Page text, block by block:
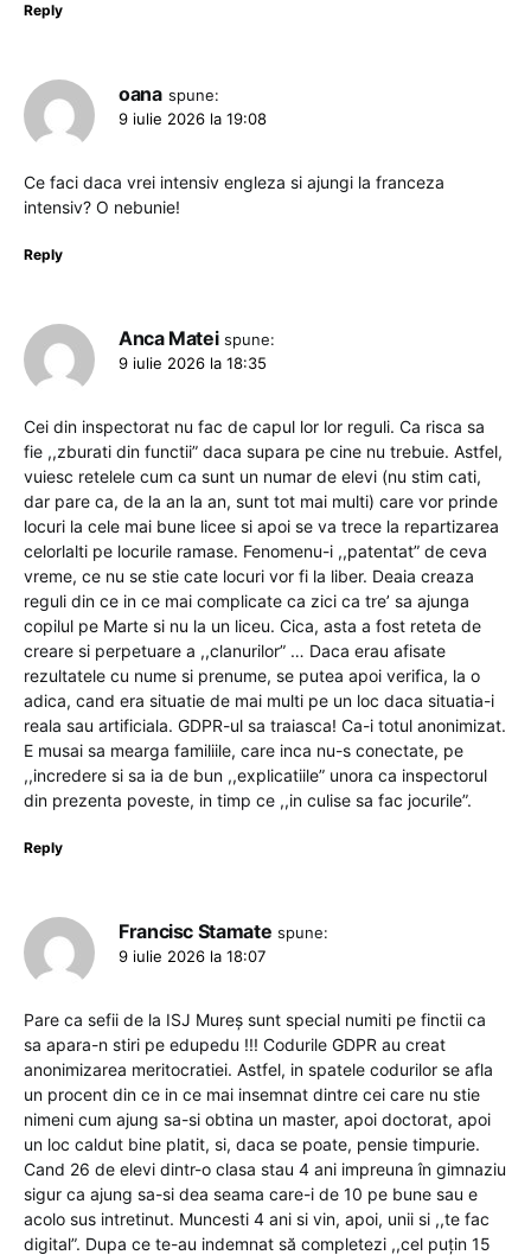
Reply
oana spune:
9 iulie 2026 la 19:08
Ce faci daca vrei intensiv engleza si ajungi la franceza
intensiv? O nebunie!
Reply
Anca Matei spune:
9 iulie 2026 la 18:35
Cei din inspectorat nu fac de capul lor lor reguli. Ca risca sa
fie ,,zburati din functii” daca supara pe cine nu trebuie. Astfel,
vuiesc retelele cum ca sunt un numar de elevi (nu stim cati,
dar pare ca, de la an la an, sunt tot mai multi) care vor prinde
locuri la cele mai bune licee si apoi se va trece la repartizarea
celorlalti pe locurile ramase. Fenomenu-i ,,patentat” de ceva
vreme, ce nu se stie cate locuri vor fi la liber. Deaia creaza
reguli din ce in ce mai complicate ca zici ca tre’ sa ajunga
copilul pe Marte si nu la un liceu. Cica, asta a fost reteta de
creare si perpetuare a ,,clanurilor” … Daca erau afisate
rezultatele cu nume si prenume, se putea apoi verifica, la o
adica, cand era situatie de mai multi pe un loc daca situatia-i
reala sau artificiala. GDPR-ul sa traiasca! Ca-i totul anonimizat.
E musai sa mearga familiile, care inca nu-s conectate, pe
,,incredere si sa ia de bun ,,explicatiile” unora ca inspectorul
din prezenta poveste, in timp ce ,,in culise sa fac jocurile”.
Reply
Francisc Stamate spune:
9 iulie 2026 la 18:07
Pare ca sefii de la ISJ Mureș sunt special numiti pe finctii ca
sa apara-n stiri pe edupedu !!! Codurile GDPR au creat
anonimizarea meritocratiei. Astfel, in spatele codurilor se afla
un procent din ce in ce mai insemnat dintre cei care nu stie
nimeni cum ajung sa-si obtina un master, apoi doctorat, apoi
un loc caldut bine platit, si, daca se poate, pensie timpurie.
Cand 26 de elevi dintr-o clasa stau 4 ani impreuna în gimnaziu
sigur ca ajung sa-si dea seama care-i de 10 pe bune sau e
acolo sus intretinut. Muncesti 4 ani si vin, apoi, unii si ,,te fac
digital”. Dupa ce te-au indemnat să completezi ,,cel puţin 15